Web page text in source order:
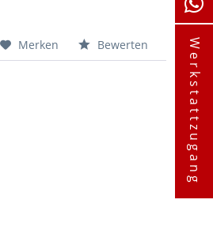
Merken Bewerten Werkstattzugang